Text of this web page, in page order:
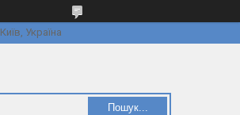
Київ, Україна
Пошук...